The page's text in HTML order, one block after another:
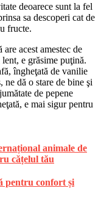
deoarece sunt la fel
sa descoperi cat de
fructe.
acest amestec de
e grăsime puţină.
îngheţată de vanilie
dă o stare de bine şi
de pepene
e mai sigur pentru
animale de
cățelul tău
pentru confort și